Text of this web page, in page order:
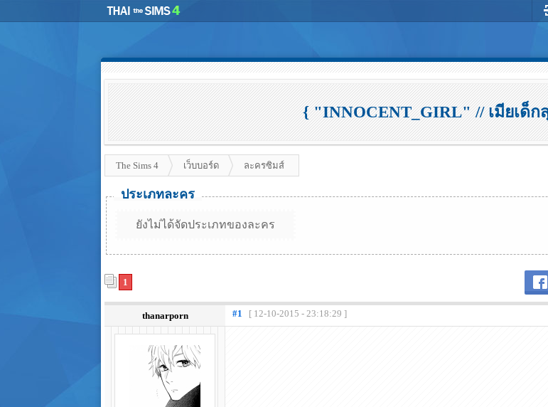
{ "INNOCENT_GIRL" // เมียเด็ก
The Sims 4 เว็บบอร์ด ละครซิมส์
ประเภทละคร
ยังไม่ได้จัดประเภทของละคร
1
thanarporn #1 [ 12-10-2015 - 23:18:29 ]